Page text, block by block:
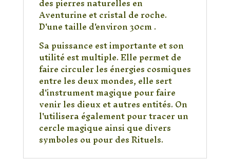
Aventurine et cristal de roche.
D'une taille d'environ 30cm .
Sa puissance est importante et son
utilité est multiple. Elle permet de
faire circuler les énergies cosmiques
entre les deux mondes, elle sert
d'instrument magique pour faire
venir les dieux et autres entités. On
l'utilisera également pour tracer un
cercle magique ainsi que divers
symboles ou pour des Rituels.